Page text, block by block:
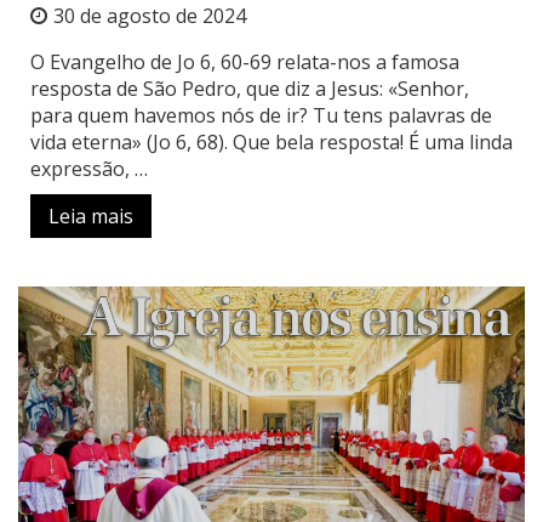
30 de agosto de 2024
O Evangelho de Jo 6, 60-69 relata-nos a famosa
resposta de São Pedro, que diz a Jesus: «Senhor,
para quem havemos nós de ir? Tu tens palavras de
vida eterna» (Jo 6, 68). Que bela resposta! É uma linda
expressão, …
Leia mais